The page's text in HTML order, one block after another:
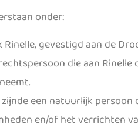
onder:
Rinelle, gevestigd aan de
die aan
zijnde een natuurlijk
en/of het verrichten